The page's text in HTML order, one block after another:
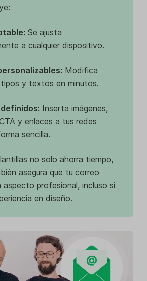
Se ajusta
a cualquier dispositivo.
Modifica
y textos en minutos.
Inserta imágenes,
y enlaces a tus redes
sencilla.
no solo ahorra tiempo,
asegura que tu correo
aspecto profesional, incluso si
en diseño.